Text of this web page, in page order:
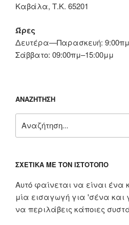
Καβάλα, Τ.Κ. 65201
Ώρες
Δευτέρα—Παρασκευή:
Σάββατο: 09:00πμ–15:00μμ
ΑΝΑΖΉΤΗΣΗ
για:
ΣΧΕΤΙΚΆ ΜΕ ΤΟΝ ΙΣΤΌΤΟΠΟ
Αυτό φαίνεται να είναι ένα
μία εισαγωγή για 'σένα και
να περιλάβεις κάποιες